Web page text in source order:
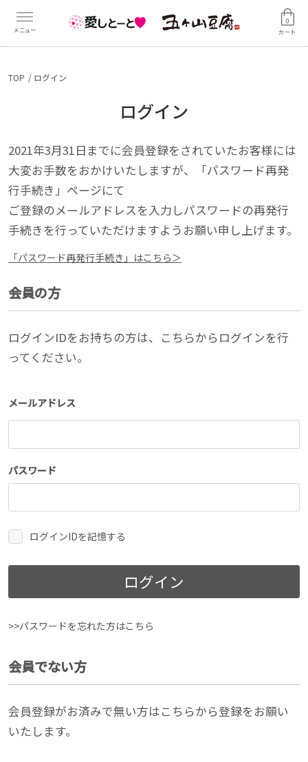
カート
0
TOP ログイン
ログイン
2021年3月31日までに会員登録をされていたお客様には
大変お手数をおかけいたしますが、「パスワード再発
行手続き」ページにて
ご登録のメールアドレスを入力しパスワードの再発行
手続きを行っていただけますようお願い申し上げます。
「パスワード再発行手続き」はこちら＞
会員の方
ログインIDをお持ちの方は、こちらからログインを行
ってください。
メールアドレス
パスワード
ログインIDを記憶する
ログイン
>>パスワードを忘れた方はこちら
会員でない方
会員登録がお済みで無い方はこちらから登録をお願い
いたします。